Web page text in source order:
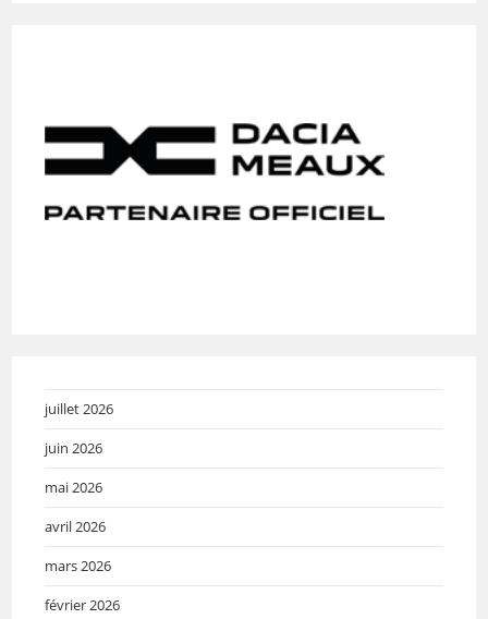
juillet 2026
juin 2026
mai 2026
avril 2026
mars 2026
février 2026